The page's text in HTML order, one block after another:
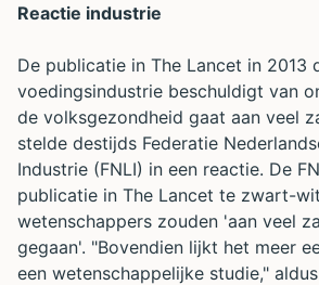
Reactie industrie
De publicatie in The Lancet in 2013
voedingsindustrie beschuldigt van
de volksgezondheid gaat aan veel
stelde destijds Federatie
Industrie (FNLI) in een reactie. De
publicatie in The Lancet te zwart-
wetenschappers zouden 'aan veel
gegaan'. "Bovendien lijkt het meer
een wetenschappelijke studie,"